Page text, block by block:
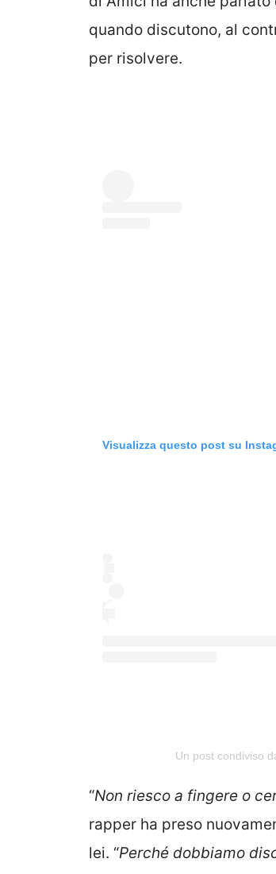
quando discutono, al
per risolvere.
Visualizza questo post su
Un post condiviso
“Non riesco a fingere o
rapper ha preso
lei. “Perché dobbiamo